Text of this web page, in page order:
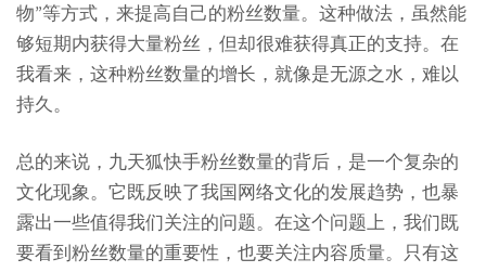
物”等方式，来提高自己的粉丝数量。这种做法，虽然能
够短期内获得大量粉丝，但却很难获得真正的支持。在
我看来，这种粉丝数量的增长，就像是无源之水，难以
持久。
总的来说，九天狐快手粉丝数量的背后，是一个复杂的
文化现象。它既反映了我国网络文化的发展趋势，也暴
露出一些值得我们关注的问题。在这个问题上，我们既
要看到粉丝数量的重要性，也要关注内容质量。只有这